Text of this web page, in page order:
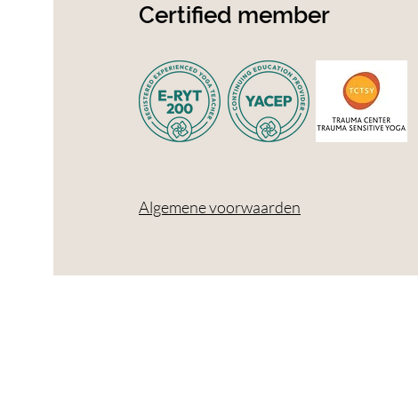
Certified member
Algemene voorwaarden